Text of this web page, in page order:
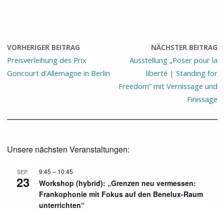
VORHERIGER BEITRAG
Preisverleihung des Prix
Goncourt d’Allemagne in Berlin
NÄCHSTER BEITRAG
Ausstellung „Poser pour la
liberté | Standing for
Freedom“ mit Vernissage und
Finissage
Unsere nächsten Veranstaltungen:
SEP.
23
9:45 – 10:45
Workshop (hybrid): „Grenzen neu vermessen:
Frankophonie mit Fokus auf den Benelux-Raum
unterrichten“